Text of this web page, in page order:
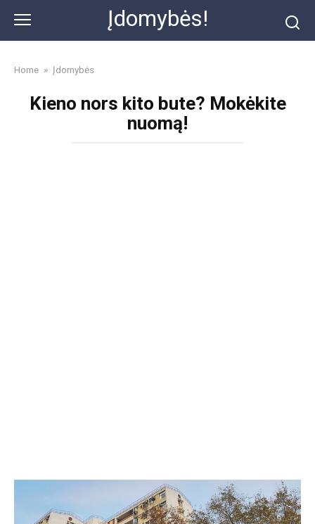
content
Įdomybės!
Home » Įdomybės
Kieno nors kito bute? Mokėkite
nuomą!